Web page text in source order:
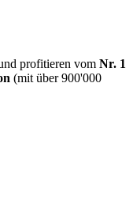
profitieren vom Nr. 1
(mit über 900'000